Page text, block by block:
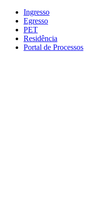
Conteúdo principal
Ingresso
Egresso
PET
Residência
Portal de Processos